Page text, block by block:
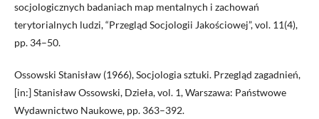
socjologicznych badaniach map mentalnych i zachowań
terytorialnych ludzi, “Przegląd Socjologii Jakościowej”, vol. 11(4),
pp. 34–50.
Ossowski Stanisław (1966), Socjologia sztuki. Przegląd zagadnień,
[in:] Stanisław Ossowski, Dzieła, vol. 1, Warszawa: Państwowe
Wydawnictwo Naukowe, pp. 363–392.